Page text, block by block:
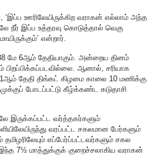
‘இப்ப ஊரிலேயிருக்கிற வராகன் எல்லாம் அந்த
நீர் இப்ப உத்தரவு கொடுத்தால் வெகு
என்றார்.
மே 6ஆம் தேதியாகும். அன்றைய தினம்
பிறப்பிக்கப்படவில்லை. ஆனால், சரியாக
தேதி திங்கட் கிழமை காலை 10 மணிக்கு
போடப்பட்டு கீழ்க்கண்ட கடுதாசி
இருக்கப்பட்ட வர்த்தகர்களும்
வரப்பட்ட சகலமான பேர்களும்
எப்பேர்ப்பட்டவர்களும் சகல
இந்த 7½ மாத்துக்குக் குறைச்சலாகிய வராகன்